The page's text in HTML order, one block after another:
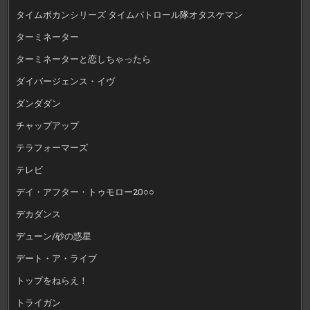
タイムボカンシリーズ タイムパトロール隊オタスケマン
ターミネーター
ターミネーターと恋しちゃったら
ダイバージェンス・イヴ
ダンダダン
チャップアップ
テラフォーマーズ
テレビ
デイ・アフター・トゥモロー20○○
デカダンス
デューン/砂の惑星
デート・ア・ライブ
トップをねらえ！
トライガン